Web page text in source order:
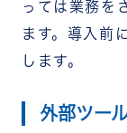
っては業務を
ます。導入前
します。
外部ツー